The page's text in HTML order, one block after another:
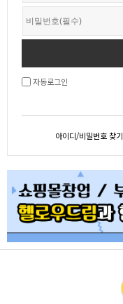
자동로그인
아이디/비밀번호 찾기